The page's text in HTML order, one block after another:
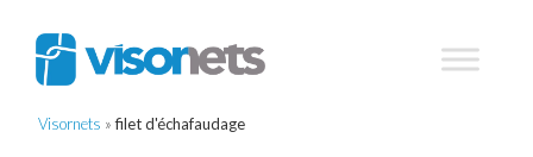
Visornets »filet d'échafaudage